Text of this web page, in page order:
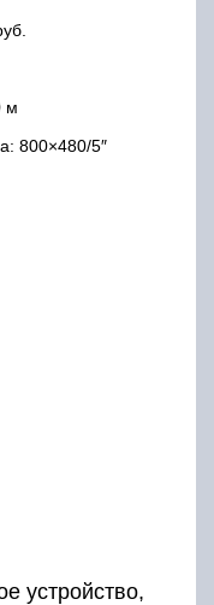
м
800×480/5″
весь
интерфейс